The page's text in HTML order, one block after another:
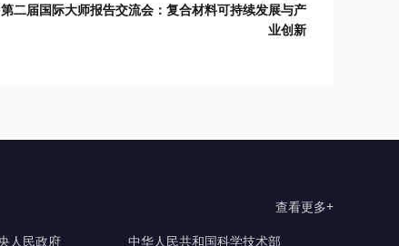
二届国际大师报告交流会：复合材料可持续发展与产
业创新
查看更多+
人民政府
中华人民共和国科学技术部